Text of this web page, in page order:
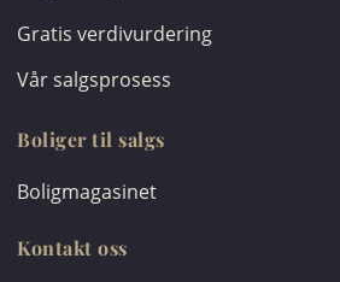
Gratis verdivurdering
Vår salgsprosess
Boliger til salgs
Boligmagasinet
Kontakt oss